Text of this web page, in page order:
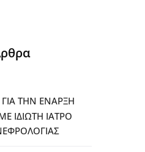
ΤΗΝ ΕΝΑΡΞΗ
ΙΔΙΩΤΗ ΙΑΤΡΟ